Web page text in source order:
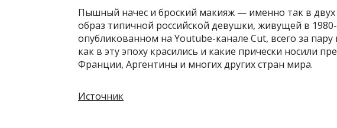
Пышный начес и броский макияж — именно так в
образ типичной российской девушки, живущей в
опубликованном на Youtube-канале Cut, всего за
как в эту эпоху красились и какие прически носили
Франции, Аргентины и многих других стран мира.
Источник